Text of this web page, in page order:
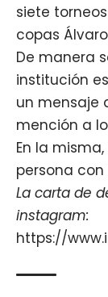
siete
copas
De manera
institución
un mensaje
mención a
En la
persona
La carta de
instagram:
https://